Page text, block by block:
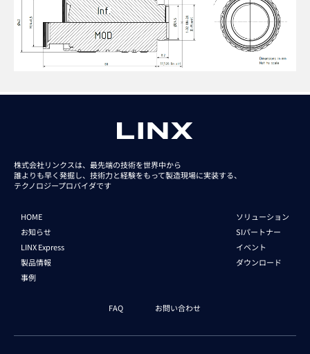
株式会社リンクスは、最先端の技術を世界中から
誰よりも早く発掘し、技術力と経験をもって製造現場に実装する、
テクノロジープロバイダです
HOME
お知らせ
LINX Express
製品情報
事例
ソリューション
SIパートナー
イベント
ダウンロード
FAQ お問い合わせ